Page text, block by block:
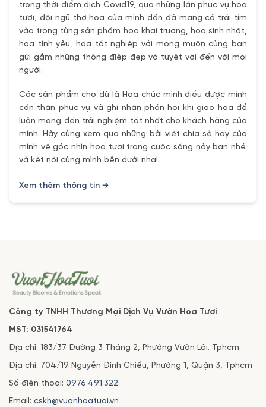
trong thời điểm dịch Covid19, qua những lần phục vụ hoa
tươi, đội ngũ thợ hoa của mình dần đã mang cả trái tím
vào trong từng sản phẩm hoa khai trương, hoa sinh nhật,
hoa tình yêu, hoa tốt nghiệp với mong muốn cùng bạn
gửi gắm những thông điệp đẹp và tuyệt vời đến với mọi
người.
Các sản phẩm cho dù là Hoa chúc mình điều được mình
cẩn thận phục vụ và ghi nhận phản hồi khi giao hoa để
luôn mang đến trải nghiệm tốt nhất cho khách hàng của
mình. Hãy cùng xem qua những bài viết chia sẻ hay của
mình về góc nhìn hoa tươi trong cuộc sống này bạn nhé.
và kết nối cùng mình bên dưới nha!
Xem thêm thông tin →
Công ty TNHH Thương Mại Dịch Vụ Vườn Hoa Tươi
MST: 031541764
Địa chỉ: 183/37 Đường 3 Tháng 2, Phường Vườn Lài. Tphcm
Địa chỉ: 704/19 Nguyễn Đình Chiểu, Phường 1, Quận 3, Tphcm
Số điện thoại: 0976.491.322
Email: cskh@vuonhoatuoi.vn